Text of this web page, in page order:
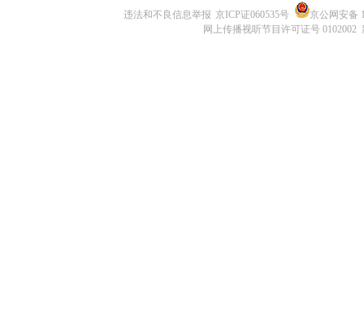
违法和不良信息举报 京ICP证060535号
京公网安备
网上传播视听节目许可证号 0102002